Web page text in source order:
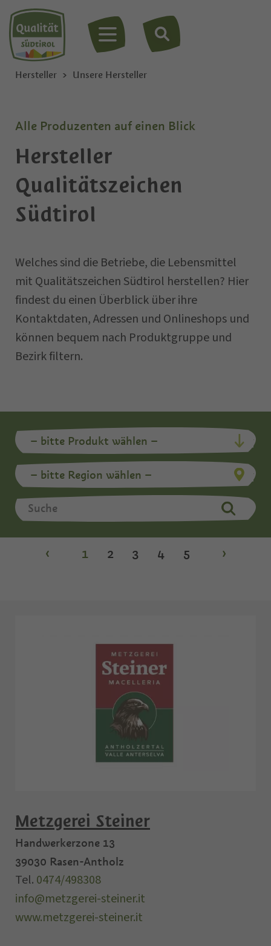
MENÜ
Hersteller Unsere Hersteller
Alle Produzenten auf einen Blick
Hersteller
Qualitätszeichen
Südtirol
Welches sind die Betriebe, die Lebensmittel
mit Qualitätszeichen Südtirol herstellen? Hier
findest du einen Überblick über ihre
Kontaktdaten, Adressen und Onlineshops und
können bequem nach Produktgruppe und
Bezirk filtern.
‹ 1 2 3 4 5 ›
Metzgerei Steiner
Handwerkerzone 13
39030 Rasen-Antholz
Tel. 0474/498308
info@metzgerei-steiner.it
www.metzgerei-steiner.it